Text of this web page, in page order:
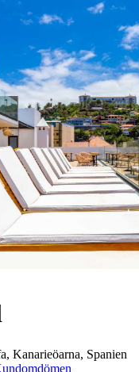
Kanarieöarna, Spanien